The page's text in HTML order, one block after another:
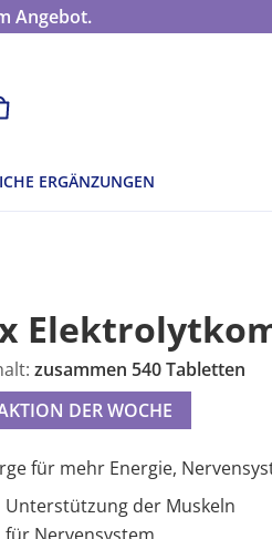
Angebot.
ERGÄNZUNGEN
zusammen 540 Tabletten
DER WOCHE
für mehr Energie,
Unterstützung der Muskeln